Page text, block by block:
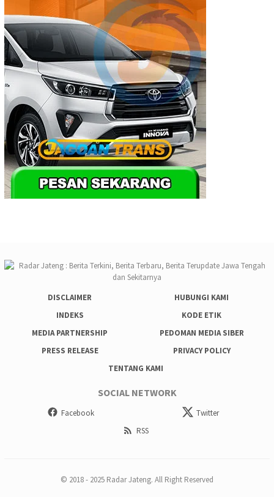
DISCLAIMER
HUBUNGI KAMI
INDEKS
KODE ETIK
MEDIA PARTNERSHIP
PEDOMAN MEDIA SIBER
PRESS RELEASE
PRIVACY POLICY
TENTANG KAMI
SOCIAL NETWORK
Facebook
Twitter
RSS
© 2018 - 2025 Radar Jateng. All Right Reserved